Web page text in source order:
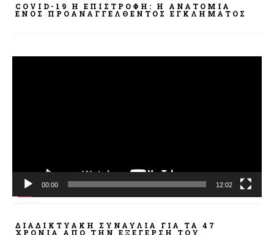
COVID-19 Η ΕΠΙΣΤΡΟΦΗ: Η ΑΝΑΤΟΜΊΑ
ΕΝΌΣ ΠΡΟΑΝΑΓΓΕΛΘΈΝΤΟΣ ΕΓΚΛΉΜΑΤΟΣ
00:00 12:02
ΔΙΑΔΙΚΤΥΑΚΉ ΣΥΝΑΥΛΊΑ ΓΙΑ ΤΑ 47
ΧΡΌΝΙΑ ΑΠΌ ΤΗΝ ΕΞΈΓΕΡΣΗ ΤΟΥ